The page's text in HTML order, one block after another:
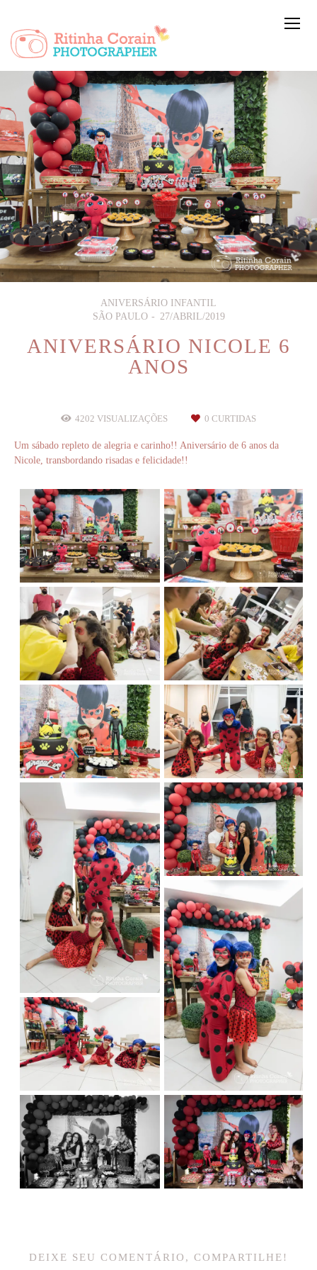
ANIVERSÁRIO INFANTIL
SÃO PAULO
27/ABRIL/2019
ANIVERSÁRIO NICOLE 6
ANOS
4202 VISUALIZAÇÕES 0 CURTIDAS
Um sábado repleto de alegria e carinho!! Aniversário de 6 anos da
Nicole, transbordando risadas e felicidade!!
DEIXE SEU COMENTÁRIO, COMPARTILHE!